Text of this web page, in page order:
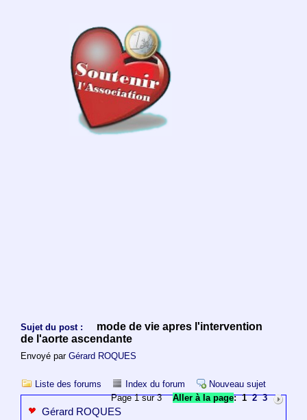
Sujet du post :
mode de vie apres l'intervention
de l'aorte ascendante
Envoyé par Gérard ROQUES
Liste des forums Index du forum
Nouveau sujet
Page 1 sur 3Aller à la page: 1 2 3
Gérard ROQUES